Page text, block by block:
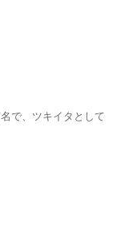
で、ツキイタとして